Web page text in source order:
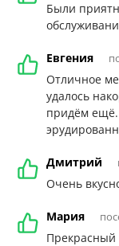
Были
Евгения
Отличное
удалось
придём
Дмитрий
Очень
Мария
Прекрасный